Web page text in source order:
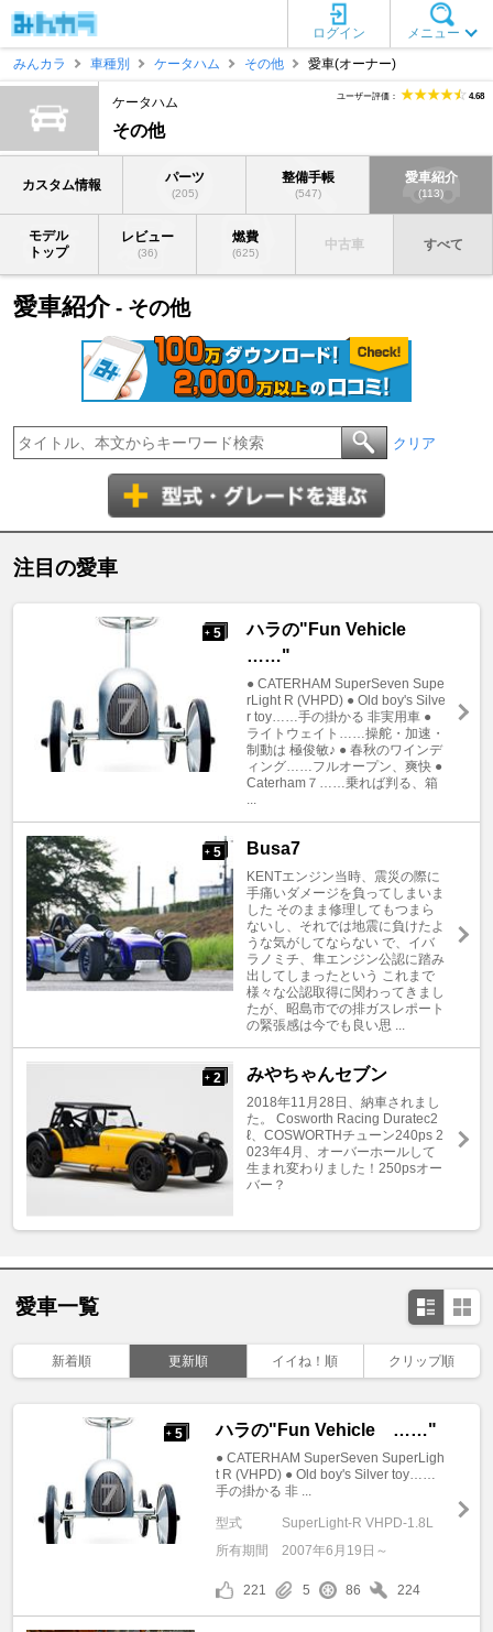
メニュー
ログイン
みんカラ
車種別 ケータハム その他 愛車(オーナー)
ケータハム
その他
ユーザー評価： 4.68
カスタム情報 パーツ
(205)
整備手帳
(547)
愛車紹介
(113)
モデル
トップ
レビュー
(36)
燃費
(625)
中古車 すべて
愛車紹介- その他
クリア
注目の愛車
+ 5
ハラの"Fun Vehicle
……"
● CATERHAM SuperSeven Supe
rLight R (VHPD) ● Old boy's Silve
r toy……手の掛かる 非実用車 ●
ライトウェイト……操舵・加速・
制動は 極俊敏♪ ● 春秋のワインデ
ィング……フルオープン、爽快 ●
Caterham７……乗れば判る、箱
...
+ 5 Busa7
KENTエンジン当時、震災の際に
手痛いダメージを負ってしまいま
した そのまま修理してもつまら
ないし、それでは地震に負けたよ
うな気がしてならない で、イバ
ラノミチ、隼エンジン公認に踏み
出してしまったという これまで
様々な公認取得に関わってきまし
たが、昭島市での排ガスレポート
の緊張感は今でも良い思 ...
+ 2 みやちゃんセブン
2018年11月28日、納車されまし
た。 Cosworth Racing Duratec2
ℓ、COSWORTHチューン240ps 2
023年4月、オーバーホールして
生まれ変わりました！250psオー
バー？
愛車一覧
新着順 更新順 イイね！順 クリップ順
+ 5 ハラの"Fun Vehicle ……"
● CATERHAM SuperSeven SuperLigh
t R (VHPD) ● Old boy's Silver toy……
手の掛かる 非 ...
型式
SuperLight-R VHPD-1.8L
所有期間
2007年6月19日～
221 5 86 224